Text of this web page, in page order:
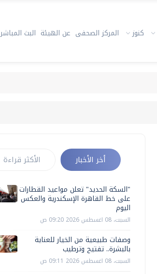
كنوز المركز الصحفى عن الهيئة البث المباشر
أخر الأخبار الأكثر قراءة
"السكة الحديد" تعلن مواعيد القطارات
على خط القاهرة الإسكندرية والعكس
اليوم
السبت، 08 اغسطس 2026 09:20 ص
وصفات طبيعية من الخيار للعناية
بالبشرة.. تفتيح وترطيب
السبت، 08 اغسطس 2026 09:11 ص